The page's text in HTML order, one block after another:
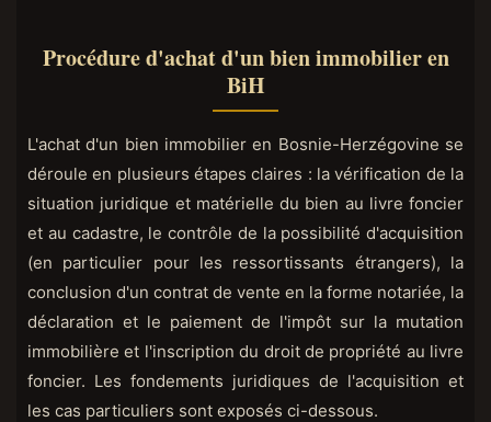
Procédure d'achat d'un bien immobilier en
BiH
L'achat d'un bien immobilier en Bosnie-Herzégovine se
déroule en plusieurs étapes claires : la vérification de la
situation juridique et matérielle du bien au livre foncier
et au cadastre, le contrôle de la possibilité d'acquisition
(en particulier pour les ressortissants étrangers), la
conclusion d'un contrat de vente en la forme notariée, la
déclaration et le paiement de l'impôt sur la mutation
immobilière et l'inscription du droit de propriété au livre
foncier. Les fondements juridiques de l'acquisition et
les cas particuliers sont exposés ci-dessous.